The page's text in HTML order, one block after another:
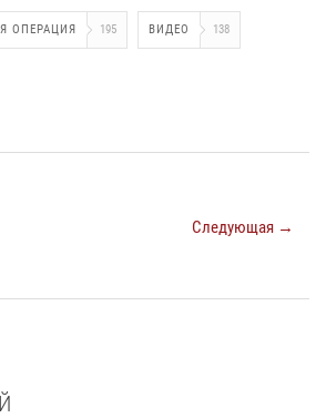
ОПЕРАЦИЯ 195 ВИДЕО 138
Следующая →